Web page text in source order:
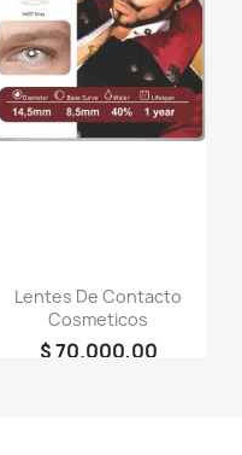
Lentes De Contacto
Cosmeticos
$ 70.000,00
favorite_border